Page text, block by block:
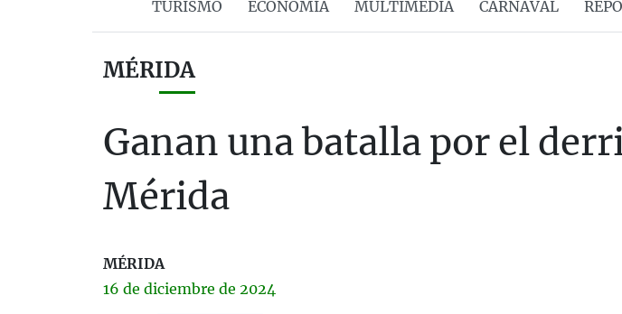
TURISMO ECONOMÍA MULTIMEDIA CARNAVAL
MÉRIDA
Ganan una batalla por el
Mérida
MÉRIDA
16 de diciembre de 2024